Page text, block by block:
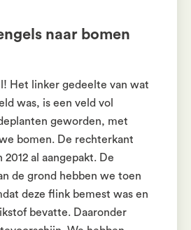
naar bomen
Het linker gedeelte van wat
was, is een veld vol
geworden, met
bomen. De rechterkant
2012 al aangepakt. De
de grond hebben we toen
deze flink bemest was en
bevatte. Daaronder